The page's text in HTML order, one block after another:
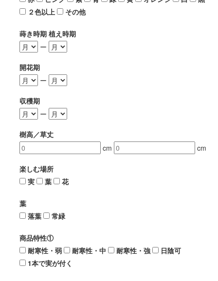
２色以上
その他
蒔き時期 植え時期
ー
開花期
ー
収穫期
ー
樹高／草丈
cm
cm
楽しむ場所
実
葉 花
葉
落葉
常緑
商品特性①
耐寒性・弱
耐寒性・中 耐寒性・強
日陰可
1本で実が付く